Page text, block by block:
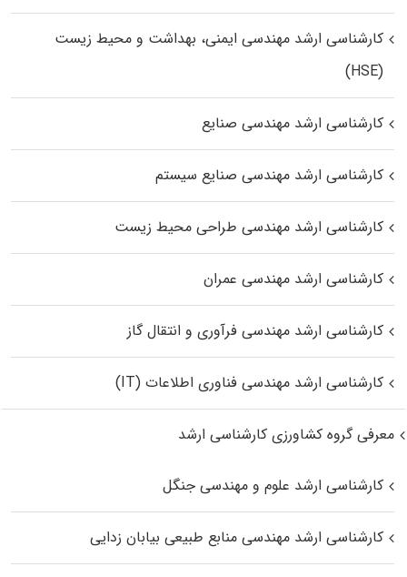
کارشناسی ارشد مهندسی ایمنی، بهداشت و محیط زیست
(HSE)
کارشناسی ارشد مهندسی صنایع
کارشناسی ارشد مهندسی صنایع سیستم
کارشناسی ارشد مهندسی طراحی محیط زیست
کارشناسی ارشد مهندسی عمران
کارشناسی ارشد مهندسی فرآوری و انتقال گاز
کارشناسی ارشد مهندسی فناوری اطلاعات (IT)
معرفی گروه کشاورزی کارشناسی ارشد
کارشناسی ارشد علوم و مهندسی جنگل
کارشناسی ارشد مهندسی منابع طبیعی بیابان زدایی